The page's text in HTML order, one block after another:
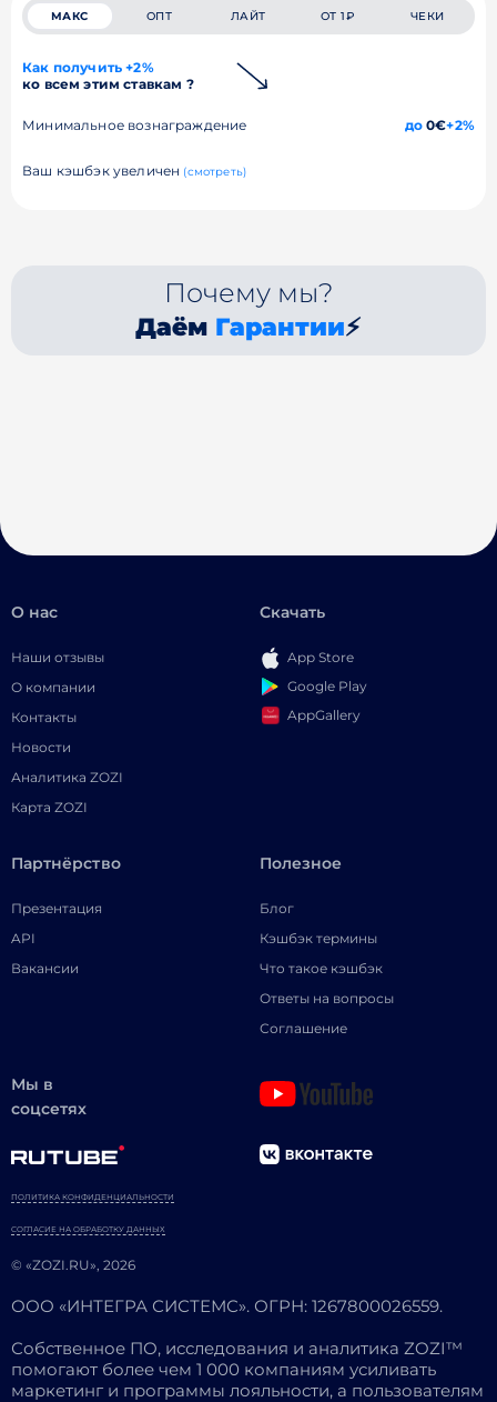
МАКС ОПТ ЛАЙТ ОТ 1₽ ЧЕКИ
Как получить +2%
ко всем этим ставкам ?
Минимальное вознаграждение до0€+2%
Ваш кэшбэк увеличен (смотреть)
Почему мы?
Даём Гарантии⚡
О нас
Наши отзывы
О компании
Контакты
Новости
Аналитика ZOZI
Карта ZOZI
Скачать
App Store
Google Play
AppGallery
Партнёрство
Презентация
API
Вакансии
Полезное
Блог
Кэшбэк термины
Что такое кэшбэк
Ответы на вопросы
Соглашение
Мы в
соцсетях
© «ZOZI.RU», 2026
ПОЛИТИКА КОНФИДЕНЦИАЛЬНОСТИ
СОГЛАСИЕ НА ОБРАБОТКУ ДАННЫХ
ООО «ИНТЕГРА СИСТЕМС». ОГРН: 1267800026559.
Собственное ПО, исследования и аналитика ZOZI™
помогают более чем 1 000 компаниям усиливать
маркетинг и программы лояльности, а пользователям